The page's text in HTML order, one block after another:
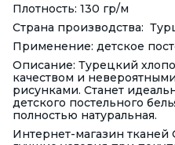
Плотность: 130 гр/м
Страна производства:
Применение: детское
Описание: Турецкий
качеством и
рисунками. Станет
детского постельного
полностью натуральная.
Интернет-магазин тканей